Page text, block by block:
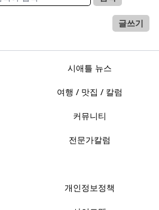
글쓰기
시애틀 뉴스
여행 / 맛집 / 칼럼
커뮤니티
전문가칼럼
개인정보정책